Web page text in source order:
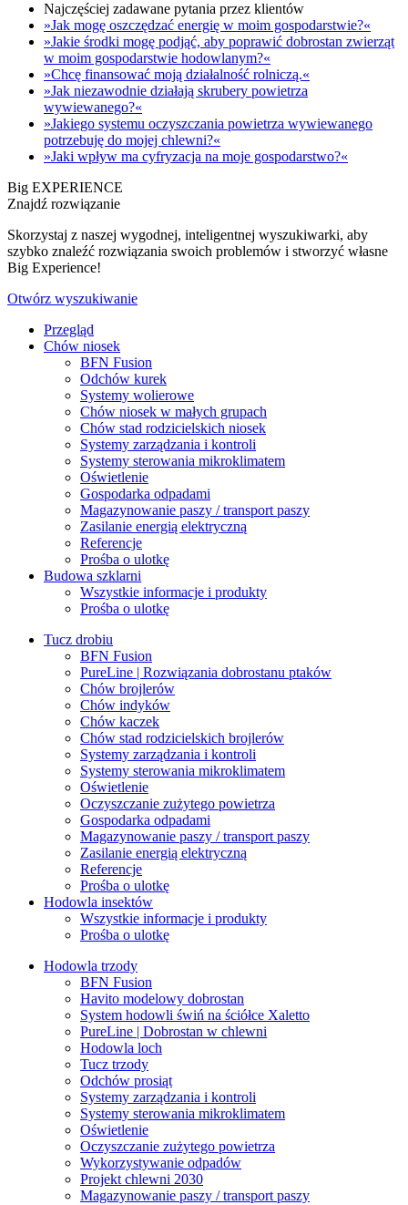
Najczęściej zadawane pytania przez klientów
»Jak mogę oszczędzać energię w moim gospodarstwie?«
»Jakie środki mogę podjąć, aby poprawić dobrostan zwierząt
w moim gospodarstwie hodowlanym?«
»Chcę finansować moją działalność rolniczą.«
»Jak niezawodnie działają skrubery powietrza
wywiewanego?«
»Jakiego systemu oczyszczania powietrza wywiewanego
potrzebuję do mojej chlewni?«
»Jaki wpływ ma cyfryzacja na moje gospodarstwo?«
Big EXPERIENCE
Znajdź rozwiązanie
Skorzystaj z naszej wygodnej, inteligentnej wyszukiwarki, aby
szybko znaleźć rozwiązania swoich problemów i stworzyć własne
Big Experience!
Otwórz wyszukiwanie
Przegląd
Chów niosek
BFN Fusion
Odchów kurek
Systemy wolierowe
Chów niosek w małych grupach
Chów stad rodzicielskich niosek
Systemy zarządzania i kontroli
Systemy sterowania mikroklimatem
Oświetlenie
Gospodarka odpadami
Magazynowanie paszy / transport paszy
Zasilanie energią elektryczną
Referencje
Prośba o ulotkę
Budowa szklarni
Wszystkie informacje i produkty
Prośba o ulotkę
Tucz drobiu
BFN Fusion
PureLine | Rozwiązania dobrostanu ptaków
Chów brojlerów
Chów indyków
Chów kaczek
Chów stad rodzicielskich brojlerów
Systemy zarządzania i kontroli
Systemy sterowania mikroklimatem
Oświetlenie
Oczyszczanie zużytego powietrza
Gospodarka odpadami
Magazynowanie paszy / transport paszy
Zasilanie energią elektryczną
Referencje
Prośba o ulotkę
Hodowla insektów
Wszystkie informacje i produkty
Prośba o ulotkę
Hodowla trzody
BFN Fusion
Havito modelowy dobrostan
System hodowli świń na ściółce Xaletto
PureLine | Dobrostan w chlewni
Hodowla loch
Tucz trzody
Odchów prosiąt
Systemy zarządzania i kontroli
Systemy sterowania mikroklimatem
Oświetlenie
Oczyszczanie zużytego powietrza
Wykorzystywanie odpadów
Projekt chlewni 2030
Magazynowanie paszy / transport paszy